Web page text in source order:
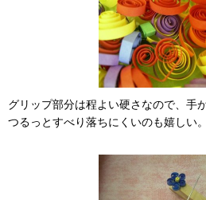
グリップ部分は程よい硬さなので、手
つるっとすべり落ちにくいのも嬉しい